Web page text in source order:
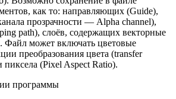
как то: направляющих (Guide),
прозрачности — Alpha channel),
path), слоёв, содержащих векторные
Файл может включать цветовые
преобразования цвета (transfer
(Pixel Aspect Ratio).
программы